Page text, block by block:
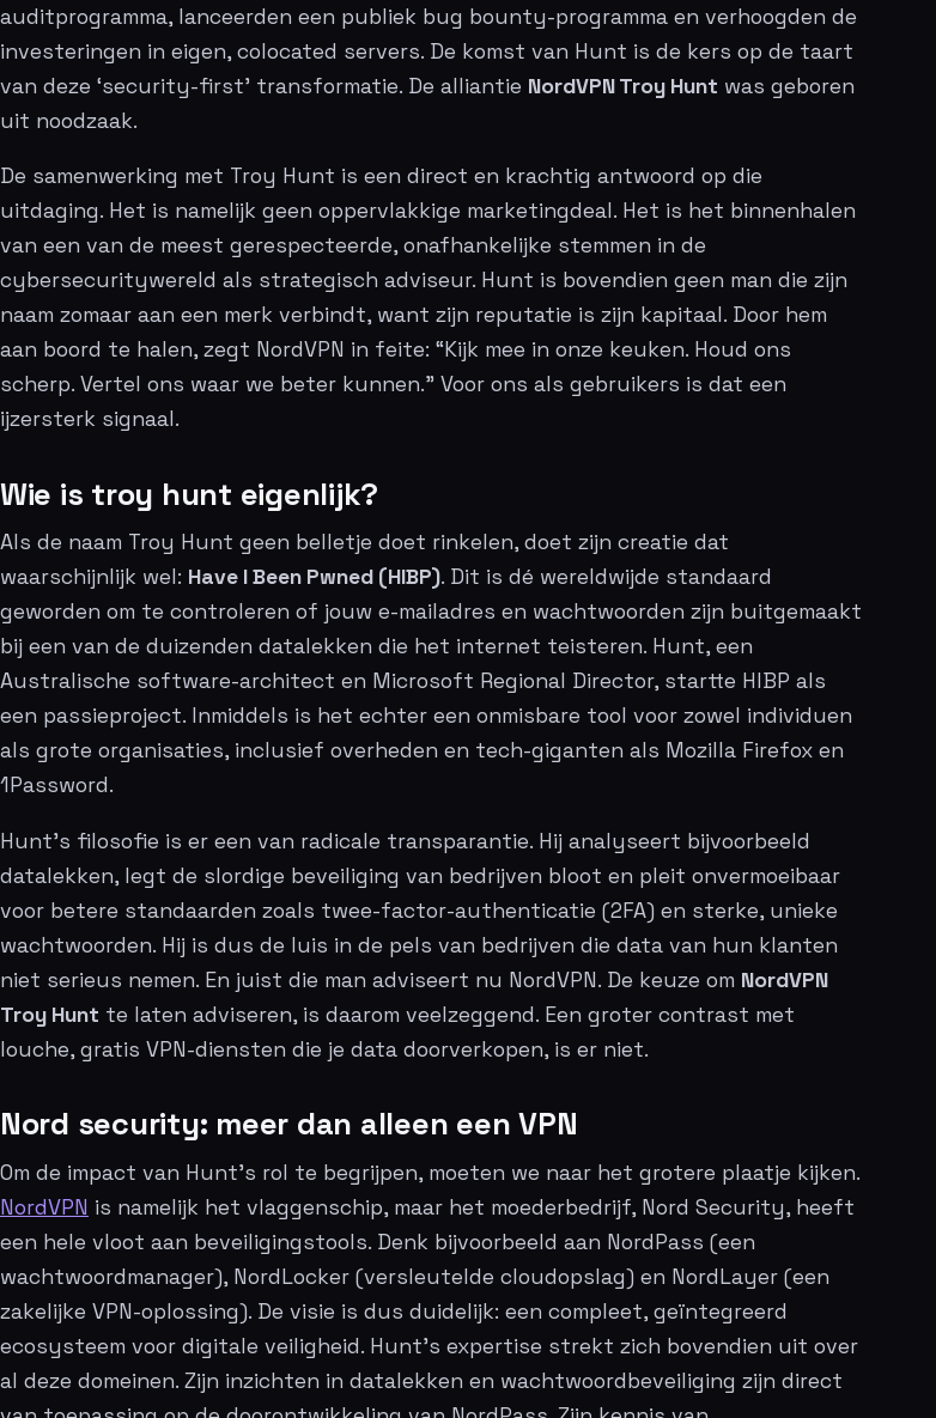
auditprogramma, lanceerden een publiek bug bounty-programma en verhoogden de
investeringen in eigen, colocated servers. De komst van Hunt is de kers op de taart
van deze ‘security-first’ transformatie. De alliantie NordVPN Troy Hunt was geboren
uit noodzaak.
De samenwerking met Troy Hunt is een direct en krachtig antwoord op die
uitdaging. Het is namelijk geen oppervlakkige marketingdeal. Het is het binnenhalen
van een van de meest gerespecteerde, onafhankelijke stemmen in de
cybersecuritywereld als strategisch adviseur. Hunt is bovendien geen man die zijn
naam zomaar aan een merk verbindt, want zijn reputatie is zijn kapitaal. Door hem
aan boord te halen, zegt NordVPN in feite: “Kijk mee in onze keuken. Houd ons
scherp. Vertel ons waar we beter kunnen.” Voor ons als gebruikers is dat een
ijzersterk signaal.
Wie is troy hunt eigenlijk?
Als de naam Troy Hunt geen belletje doet rinkelen, doet zijn creatie dat
waarschijnlijk wel: Have I Been Pwned (HIBP). Dit is dé wereldwijde standaard
geworden om te controleren of jouw e-mailadres en wachtwoorden zijn buitgemaakt
bij een van de duizenden datalekken die het internet teisteren. Hunt, een
Australische software-architect en Microsoft Regional Director, startte HIBP als
een passieproject. Inmiddels is het echter een onmisbare tool voor zowel individuen
als grote organisaties, inclusief overheden en tech-giganten als Mozilla Firefox en
1Password.
Hunt’s filosofie is er een van radicale transparantie. Hij analyseert bijvoorbeeld
datalekken, legt de slordige beveiliging van bedrijven bloot en pleit onvermoeibaar
voor betere standaarden zoals twee-factor-authenticatie (2FA) en sterke, unieke
wachtwoorden. Hij is dus de luis in de pels van bedrijven die data van hun klanten
niet serieus nemen. En juist die man adviseert nu NordVPN. De keuze om NordVPN
Troy Hunt te laten adviseren, is daarom veelzeggend. Een groter contrast met
louche, gratis VPN-diensten die je data doorverkopen, is er niet.
Nord security: meer dan alleen een VPN
Om de impact van Hunt’s rol te begrijpen, moeten we naar het grotere plaatje kijken.
NordVPN is namelijk het vlaggenschip, maar het moederbedrijf, Nord Security, heeft
een hele vloot aan beveiligingstools. Denk bijvoorbeeld aan NordPass (een
wachtwoordmanager), NordLocker (versleutelde cloudopslag) en NordLayer (een
zakelijke VPN-oplossing). De visie is dus duidelijk: een compleet, geïntegreerd
ecosysteem voor digitale veiligheid. Hunt’s expertise strekt zich bovendien uit over
al deze domeinen. Zijn inzichten in datalekken en wachtwoordbeveiliging zijn direct